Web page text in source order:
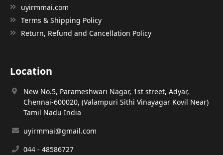
uyirmmai.com
Terms & Shipping Policy
Return, Refund and Cancellation Policy
Location
New No.5, Parameshwari Nagar, 1st street, Adyar,
Chennai-600020, (Valampuri Sithi Vinayagar Kovil Near)
Tamil Nadu India
uyirmmai@gmail.com
044 - 48586727